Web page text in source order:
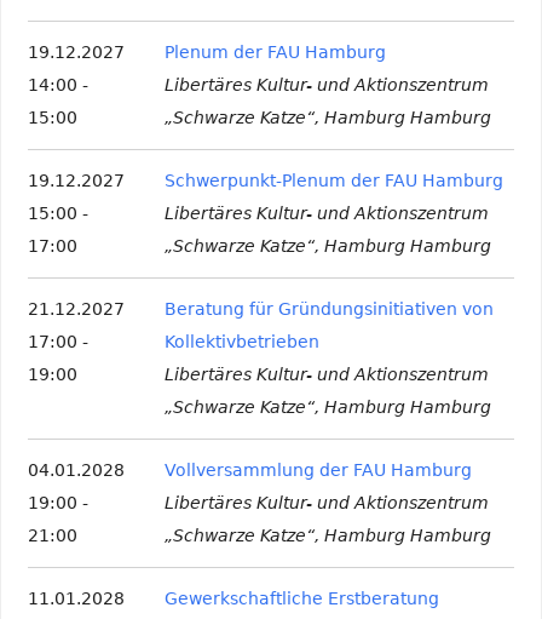
19.12.2027
14:00 -
15:00
Plenum der FAU Hamburg
Libertäres Kultur- und Aktionszentrum
„Schwarze Katze“, Hamburg Hamburg
19.12.2027
15:00 -
17:00
Schwerpunkt-Plenum der FAU Hamburg
Libertäres Kultur- und Aktionszentrum
„Schwarze Katze“, Hamburg Hamburg
21.12.2027
17:00 -
19:00
Beratung für Gründungsinitiativen von
Kollektivbetrieben
Libertäres Kultur- und Aktionszentrum
„Schwarze Katze“, Hamburg Hamburg
04.01.2028
19:00 -
21:00
Vollversammlung der FAU Hamburg
Libertäres Kultur- und Aktionszentrum
„Schwarze Katze“, Hamburg Hamburg
11.01.2028
Gewerkschaftliche Erstberatung